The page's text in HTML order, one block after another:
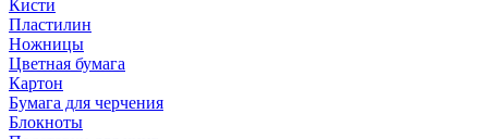
Кисти
Пластилин
Ножницы
Цветная бумага
Картон
Бумага для черчения
Блокноты